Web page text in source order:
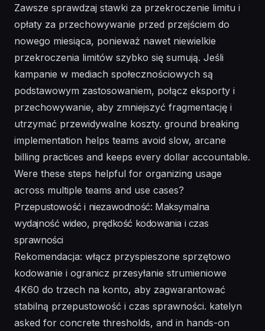
Zawsze sprawdzaj stawki za przekroczenie limitu i
opłaty za przechowywanie przed przejściem do
nowego miesiąca, ponieważ nawet niewielkie
przekroczenia limitów szybko się sumują. Jeśli
kampanie w mediach społecznościowych są
podstawowym zastosowaniem, połącz eksporty i
przechowywanie, aby zmniejszyć fragmentację i
utrzymać przewidywalne koszty. ground breaking
implementation helps teams avoid slow, arcane
billing practices and keeps every dollar accountable.
Were these steps helpful for organizing usage
across multiple teams and use cases?
Przepustowość i niezawodność: Maksymalna
wydajność wideo, prędkość kodowania i czas
sprawności
Rekomendacja: włącz przyspieszone sprzętowo
kodowanie i ogranicz przesyłanie strumieniowe
4K60 do trzech na konto, aby zagwarantować
stabilną przepustowość i czas sprawności. katelyn
asked for concrete thresholds, and in hands-on